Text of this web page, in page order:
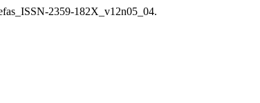
2359-182X_v12n05_04.